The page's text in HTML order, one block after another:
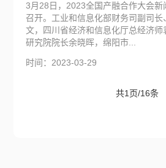
3月28日，2023全国产融合作大会新
召开。工业和信息化部财务司副司
文，四川省经济和信息化厅总经济
研究院院长余晓晖，绵阳市...
时间：2023-03-29
共1页/16条